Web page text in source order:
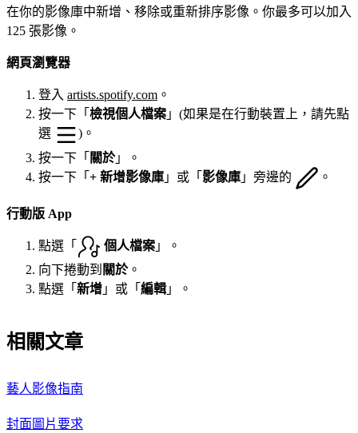
在你的影像庫中新增、移除或重新排序影像。你最多可以加入
125 張影像。
網頁瀏覽器
登入 artists.spotify.com 。
按一下「 檢視個人檔案 」(如果是在行動裝置上，請先點
選
)。
按一下「 關於」。
按一下「 + 新增影像庫 」或「 影像庫 」旁邊的 。
行動版 App
點選「 個人檔案 」。
向下捲動到 關於。
點選「 新增 」或「 編輯 」。
相關文章
藝人影像指南
封面圖片要求